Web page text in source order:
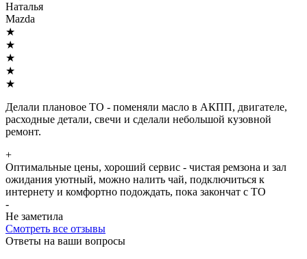
Наталья
Mazda
★
★
★
★
★
Делали плановое ТО - поменяли масло в АКПП, двигателе,
расходные детали, свечи и сделали небольшой кузовной
ремонт.
+
Оптимальные цены, хороший сервис - чистая ремзона и зал
ожидания уютный, можно налить чай, подключиться к
интернету и комфортно подождать, пока закончат с ТО
-
Не заметила
Смотреть все отзывы
Ответы на ваши вопросы